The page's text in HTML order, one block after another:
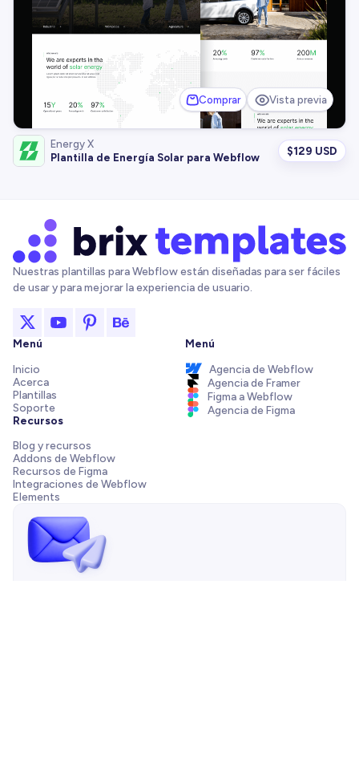
Comprar Vista previa
Energy X
Plantilla de Energía Solar para Webflow
$129 USD
Nuestras plantillas para Webflow están diseñadas para ser fáciles
de usar y para mejorar la experiencia de usuario.
Menú
Inicio
Acerca
Plantillas
Soporte
Recursos
Blog y recursos
Addons de Webflow
Recursos de Figma
Integraciones de Webflow
Elements
Menú
Agencia de Webflow
Agencia de Framer
Figma a Webflow
Agencia de Figma